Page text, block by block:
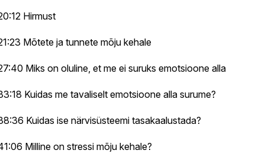
Hirmust
Mõtete ja tunnete mõju kehale
Miks on oluline, et me ei suruks emotsioone alla
Kuidas me tavaliselt emotsioone alla surume?
Kuidas ise närvisüsteemi tasakaalustada?
Milline on stressi mõju kehale?